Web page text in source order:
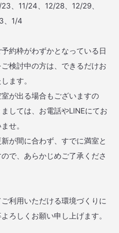
、11/24、12/28、12/29、
、1/4
約枠がわずかとなっている日
検討中の方は、できるだけお
ます。
が出る場合もございますの
しては、お電話やLINEにてお
せ。
が間に合わず、すでに満室と
で、あらかじめご了承くださ
利用いただける環境づくりに
ろしくお願い申し上げます。